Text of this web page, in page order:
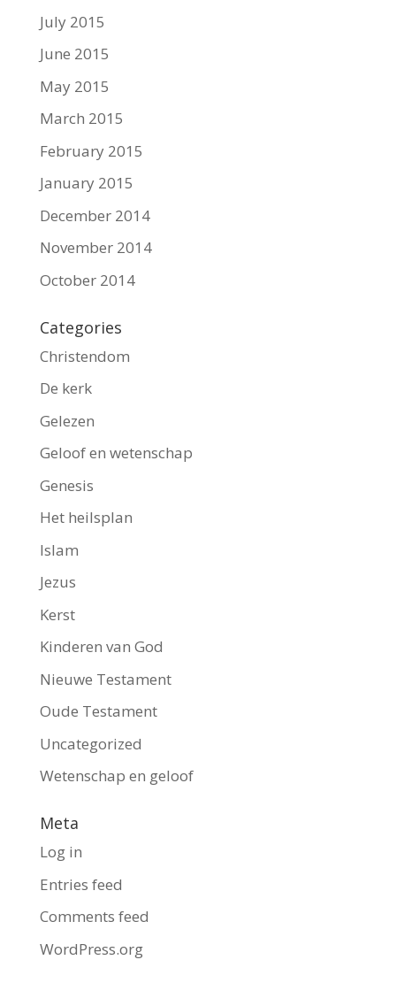
July 2015
June 2015
May 2015
March 2015
February 2015
January 2015
December 2014
November 2014
October 2014
Categories
Christendom
De kerk
Gelezen
Geloof en wetenschap
Genesis
Het heilsplan
Islam
Jezus
Kerst
Kinderen van God
Nieuwe Testament
Oude Testament
Uncategorized
Wetenschap en geloof
Meta
Log in
Entries feed
Comments feed
WordPress.org